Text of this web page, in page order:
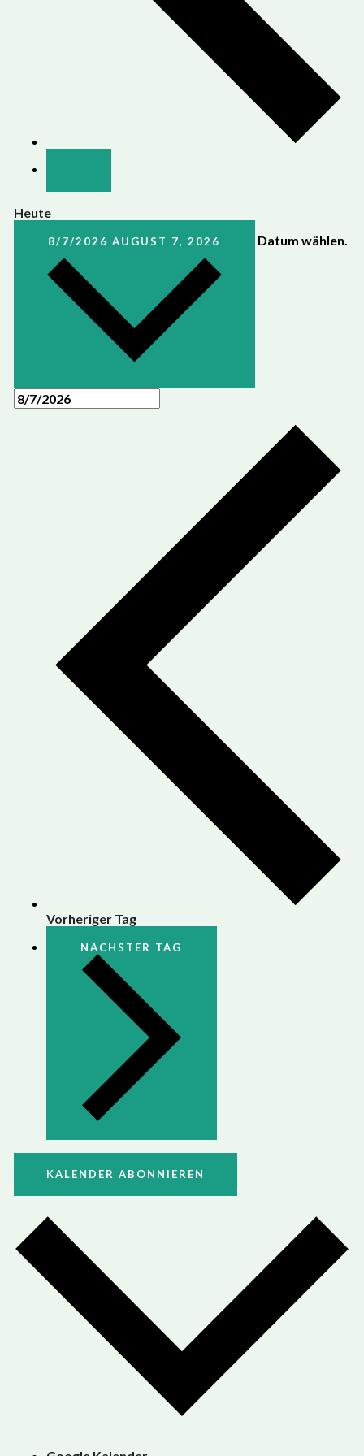
Heute
8/7/2026AUGUST 7, 2026 Datum wählen.
Vorheriger Tag
KALENDER ABONNIEREN